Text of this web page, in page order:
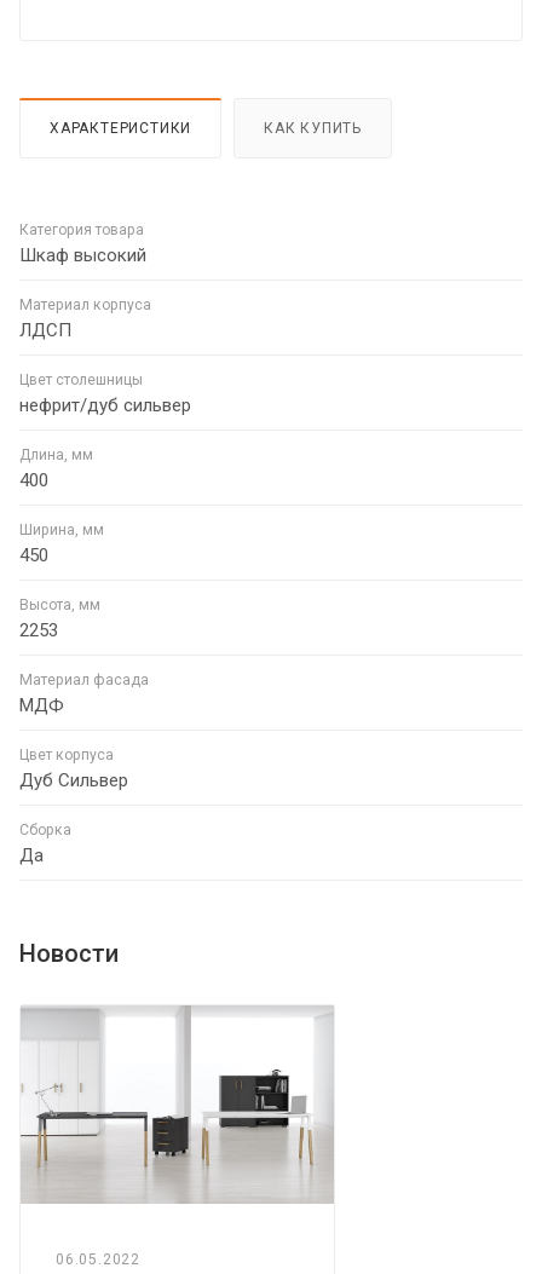
ХАРАКТЕРИСТИКИ КАК КУПИТЬ
Категория товара
Шкаф высокий
Материал корпуса
ЛДСП
Цвет столешницы
нефрит/дуб сильвер
Длина, мм
400
Ширина, мм
450
Высота, мм
2253
Материал фасада
МДФ
Цвет корпуса
Дуб Сильвер
Сборка
Да
Новости
06.05.2022